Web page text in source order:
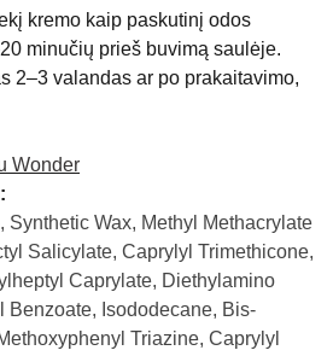
kremo kaip paskutinį odos
minučių prieš buvimą saulėje.
2–3 valandas ar po prakaitavimo,
Wonder
Synthetic Wax, Methyl Methacrylate
Salicylate, Caprylyl Trimethicone,
Caprylate, Diethylamino
Benzoate, Isododecane, Bis-
Triazine, Caprylyl